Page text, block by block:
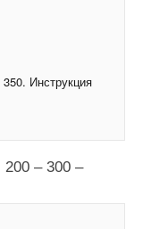
Инструкция
– 300 –